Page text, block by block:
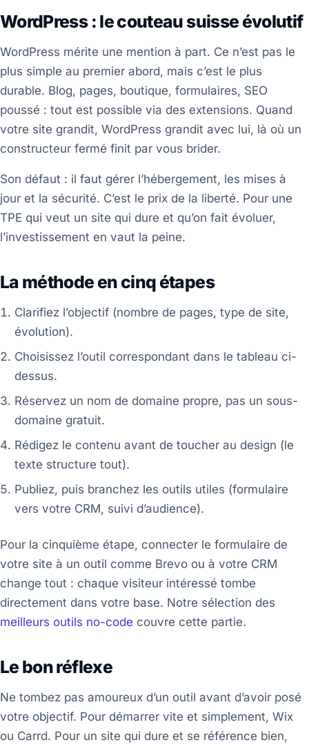
WordPress : le couteau suisse évolutif
WordPress mérite une mention à part. Ce n’est pas le
plus simple au premier abord, mais c’est le plus
durable. Blog, pages, boutique, formulaires, SEO
poussé : tout est possible via des extensions. Quand
votre site grandit, WordPress grandit avec lui, là où un
constructeur fermé finit par vous brider.
Son défaut : il faut gérer l’hébergement, les mises à
jour et la sécurité. C’est le prix de la liberté. Pour une
TPE qui veut un site qui dure et qu’on fait évoluer,
l’investissement en vaut la peine.
La méthode en cinq étapes
Clarifiez l’objectif (nombre de pages, type de site,
évolution).
Choisissez l’outil correspondant dans le tableau ci-
dessus.
Réservez un nom de domaine propre, pas un sous-
domaine gratuit.
Rédigez le contenu avant de toucher au design (le
texte structure tout).
Publiez, puis branchez les outils utiles (formulaire
vers votre CRM, suivi d’audience).
Pour la cinquième étape, connecter le formulaire de
votre site à un outil comme Brevo ou à votre CRM
change tout : chaque visiteur intéressé tombe
directement dans votre base. Notre sélection des
meilleurs outils no-code couvre cette partie.
Le bon réflexe
Ne tombez pas amoureux d’un outil avant d’avoir posé
votre objectif. Pour démarrer vite et simplement, Wix
ou Carrd. Pour un site qui dure et se référence bien,